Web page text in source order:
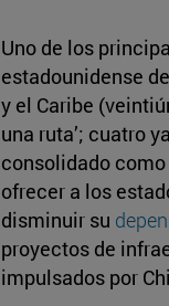
Uno de los
estadounidense
y el Caribe
una ruta’; cuatro
consolidado
ofrecer a los
disminuir su
proyectos de
impulsados por